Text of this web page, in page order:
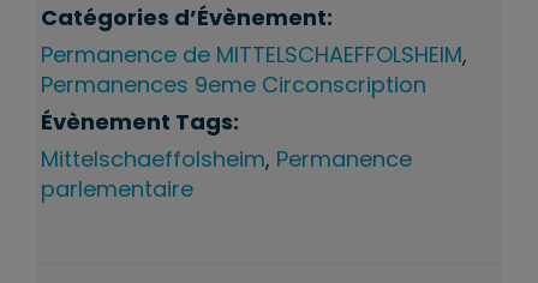
Catégories d’Évènement:
Permanence de MITTELSCHAEFFOLSHEIM,
Permanences 9eme Circonscription
Évènement Tags:
Mittelschaeffolsheim, Permanence
parlementaire